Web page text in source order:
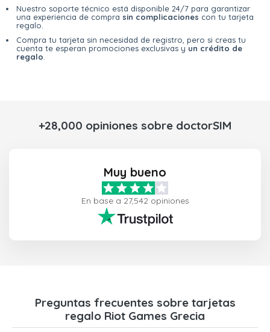
Nuestro soporte técnico está disponible 24/7 para garantizar
una experiencia de compra sin complicaciones con tu tarjeta
regalo.
Compra tu tarjeta sin necesidad de registro, pero si creas tu
cuenta te esperan promociones exclusivas y un crédito de
regalo
+28,000 opiniones sobre doctorSIM
Muy bueno
En base a 27,542 opiniones
Preguntas frecuentes sobre tarjetas
regalo Riot Games Grecia